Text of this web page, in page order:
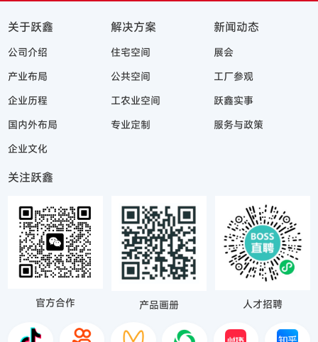
关于跃鑫
公司介绍
产业布局
企业历程
国内外布局
企业文化
解决方案
住宅空间
公共空间
工农业空间
专业定制
新闻动态
展会
工厂参观
跃鑫实事
服务与政策
关注跃鑫
官方合作 产品画册 人才招聘